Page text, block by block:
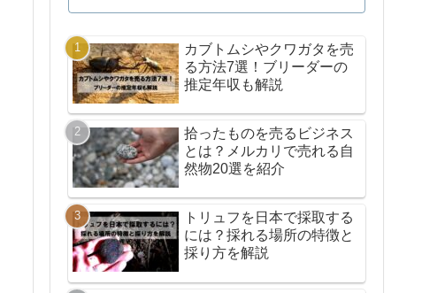
カブトムシやクワガタを売
る方法7選！ブリーダーの
推定年収も解説
拾ったものを売るビジネス
とは？メルカリで売れる自
然物20選を紹介
トリュフを日本で採取する
には？採れる場所の特徴と
採り方を解説